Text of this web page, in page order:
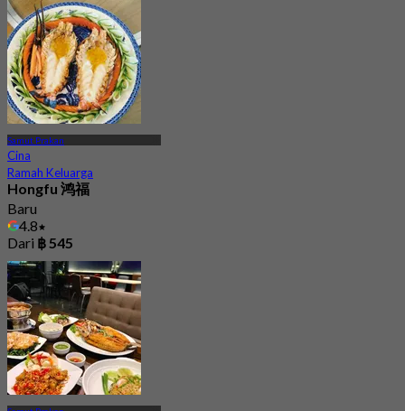
Samut Prakan
Cina
Ramah Keluarga
Hongfu 鸿福
Baru
4.8
Dari ฿ 545